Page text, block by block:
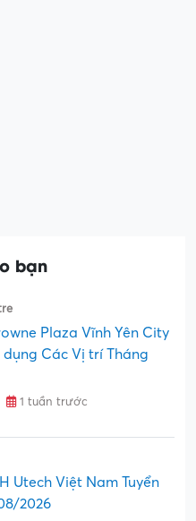
bạn
Plaza Vĩnh Yên City
dụng Các Vị trí Tháng
1 tuần trước
Utech Việt Nam Tuyển
2026